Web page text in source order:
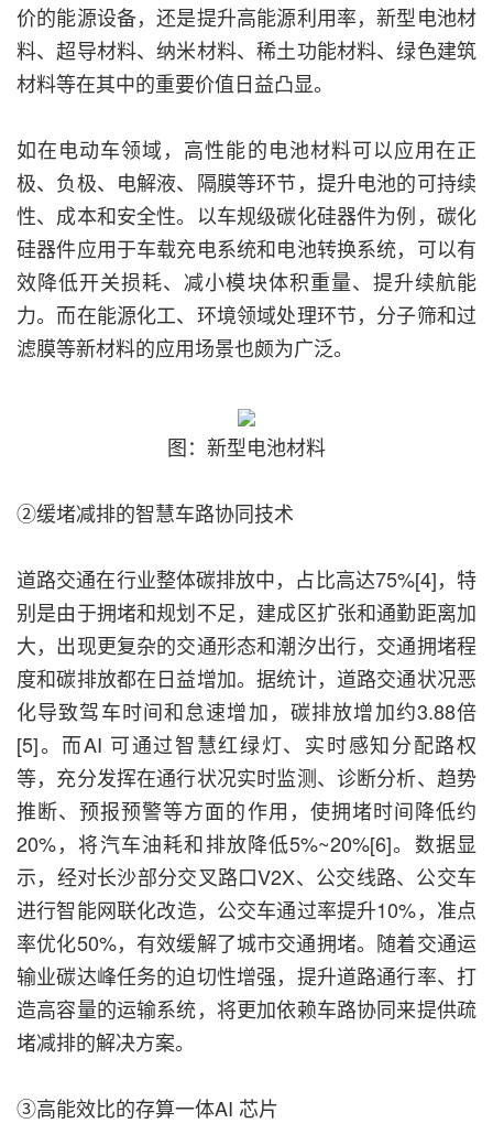
价的能源设备，还是提升高能源利用率，新型电池材
料、超导材料、纳米材料、稀土功能材料、绿色建筑
材料等在其中的重要价值日益凸显。
如在电动车领域，高性能的电池材料可以应用在正
极、负极、电解液、隔膜等环节，提升电池的可持续
性、成本和安全性。以车规级碳化硅器件为例，碳化
硅器件应用于车载充电系统和电池转换系统，可以有
效降低开关损耗、减小模块体积重量、提升续航能
力。而在能源化工、环境领域处理环节，分子筛和过
滤膜等新材料的应用场景也颇为广泛。
图：新型电池材料
②缓堵减排的智慧车路协同技术
道路交通在行业整体碳排放中，占比高达75%[4]，特
别是由于拥堵和规划不足，建成区扩张和通勤距离加
大，出现更复杂的交通形态和潮汐出行，交通拥堵程
度和碳排放都在日益增加。据统计，道路交通状况恶
化导致驾车时间和怠速增加，碳排放增加约3.88倍
[5]。而AI 可通过智慧红绿灯、实时感知分配路权
等，充分发挥在通行状况实时监测、诊断分析、趋势
推断、预报预警等方面的作用，使拥堵时间降低约
20%，将汽车油耗和排放降低5%~20%[6]。数据显
示，经对长沙部分交叉路口V2X、公交线路、公交车
进行智能网联化改造，公交车通过率提升10%，准点
率优化50%，有效缓解了城市交通拥堵。随着交通运
输业碳达峰任务的迫切性增强，提升道路通行率、打
造高容量的运输系统，将更加依赖车路协同来提供疏
堵减排的解决方案。
③高能效比的存算一体AI 芯片